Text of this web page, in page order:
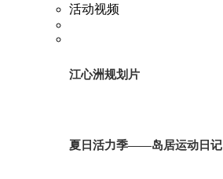
活动视频
江心洲规划片
夏日活力季——岛居运动日记